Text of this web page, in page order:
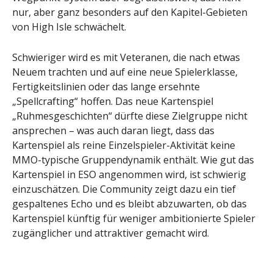
nur, aber ganz besonders auf den Kapitel-Gebieten
von High Isle schwächelt.
Schwieriger wird es mit Veteranen, die nach etwas
Neuem trachten und auf eine neue Spielerklasse,
Fertigkeitslinien oder das lange ersehnte
„Spellcrafting“ hoffen. Das neue Kartenspiel
„Ruhmesgeschichten“ dürfte diese Zielgruppe nicht
ansprechen – was auch daran liegt, dass das
Kartenspiel als reine Einzelspieler-Aktivität keine
MMO-typische Gruppendynamik enthält. Wie gut das
Kartenspiel in ESO angenommen wird, ist schwierig
einzuschätzen. Die Community zeigt dazu ein tief
gespaltenes Echo und es bleibt abzuwarten, ob das
Kartenspiel künftig für weniger ambitionierte Spieler
zugänglicher und attraktiver gemacht wird.